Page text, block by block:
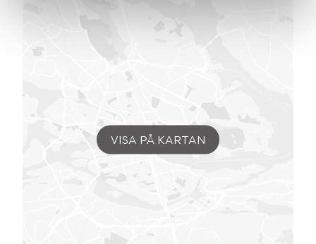
VISA PÅ KARTAN